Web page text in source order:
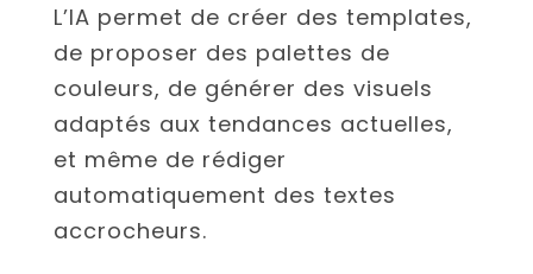
L’IA permet de créer des templates,
de proposer des palettes de
couleurs, de générer des visuels
adaptés aux tendances actuelles,
et même de rédiger
automatiquement des textes
accrocheurs.